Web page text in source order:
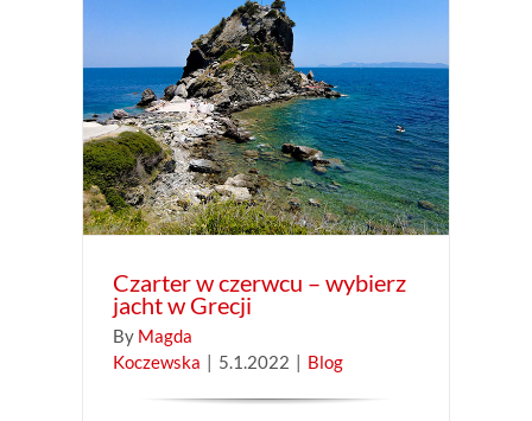
Czarter w czerwcu – wybierz
jacht w Grecji
By Magda
Koczewska | 5.1.2022 | Blog